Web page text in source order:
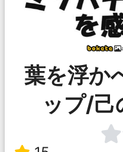
葉を浮か
ップ/己